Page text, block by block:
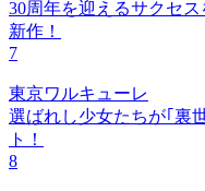
30周年を迎えるサクセ
新作！
7
東京ワルキューレ
選ばれし少女たちが｢裏
ト！
8